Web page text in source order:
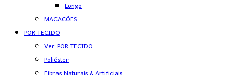
Longo
MACACÕES
POR TECIDO
Ver POR TECIDO
Poliéster